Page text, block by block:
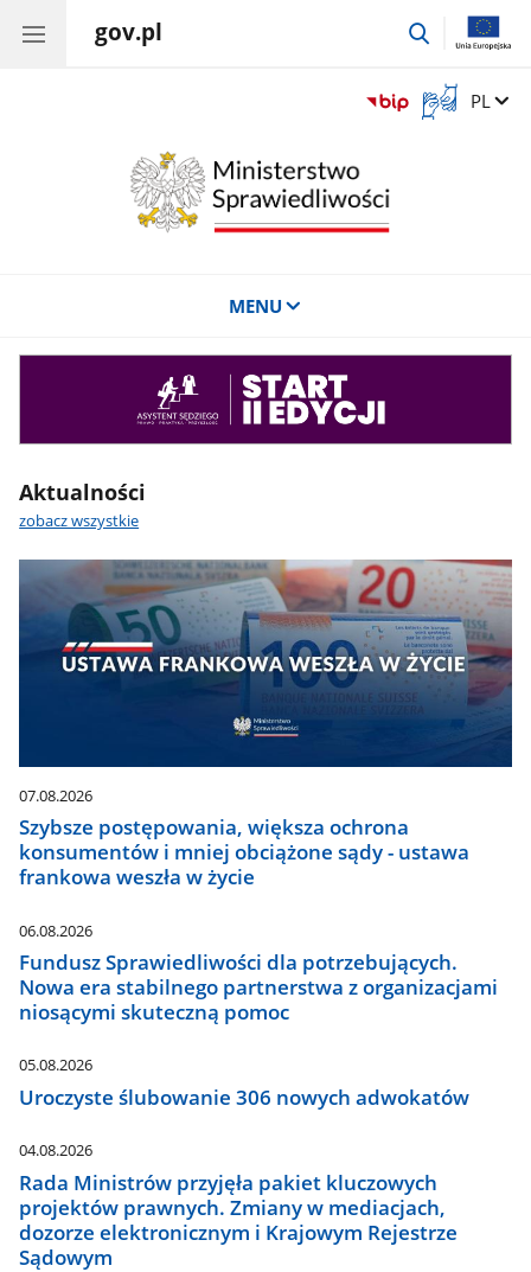
gov.pl
przejdź
Otwórz
okno
Zmień
PL
MENU
Aktualności
zobacz wszystkie
07.08.2026
Szybsze postępowania, większa ochrona
konsumentów i mniej obciążone sądy - ustawa
frankowa weszła w życie
06.08.2026
Fundusz Sprawiedliwości dla potrzebujących.
Nowa era stabilnego partnerstwa z organizacjami
niosącymi skuteczną pomoc
05.08.2026
Uroczyste ślubowanie 306 nowych adwokatów
04.08.2026
Rada Ministrów przyjęła pakiet kluczowych
projektów prawnych. Zmiany w mediacjach,
dozorze elektronicznym i Krajowym Rejestrze
Sądowym